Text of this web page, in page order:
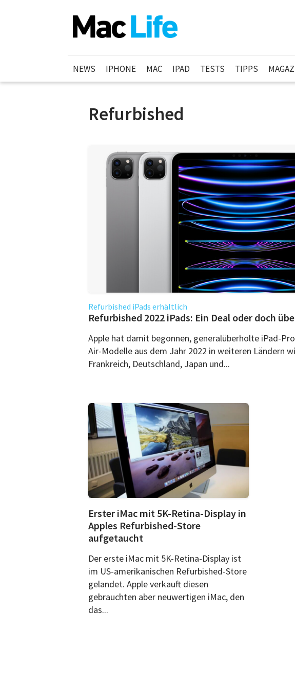
NEWS IPHONE MAC IPAD TESTS TIPPS
Refurbished
Refurbished iPads erhältlich
Refurbished 2022 iPads: Ein Deal oder doch
Apple hat damit begonnen, generalüberholte iPad-
Air-Modelle aus dem Jahr 2022 in weiteren Ländern
Frankreich, Deutschland, Japan und...
Erster iMac mit 5K-Retina-Display in
Apples Refurbished-Store
aufgetaucht
Der erste iMac mit 5K-Retina-Display ist
im US-amerikanischen Refurbished-Store
gelandet. Apple verkauft diesen
gebrauchten aber neuwertigen iMac, den
das...